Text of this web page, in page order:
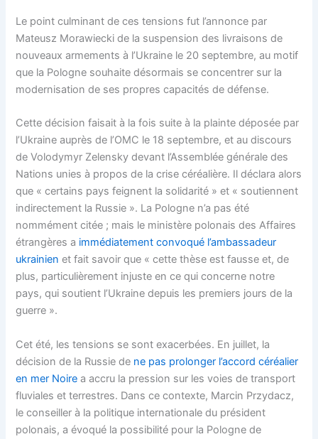
Le point culminant de ces tensions fut l’annonce par
Mateusz Morawiecki de la suspension des livraisons de
nouveaux armements à l’Ukraine le 20 septembre, au motif
que la Pologne souhaite désormais se concentrer sur la
modernisation de ses propres capacités de défense.
Cette décision faisait à la fois suite à la plainte déposée par
l’Ukraine auprès de l’OMC le 18 septembre, et au discours
de Volodymyr Zelensky devant l’Assemblée générale des
Nations unies à propos de la crise céréalière. Il déclara alors
que « certains pays feignent la solidarité » et « soutiennent
indirectement la Russie ». La Pologne n’a pas été
nommément citée ; mais le ministère polonais des Affaires
étrangères a immédiatement convoqué l’ambassadeur
ukrainien et fait savoir que « cette thèse est fausse et, de
plus, particulièrement injuste en ce qui concerne notre
pays, qui soutient l’Ukraine depuis les premiers jours de la
guerre ».
Cet été, les tensions se sont exacerbées. En juillet, la
décision de la Russie de ne pas prolonger l’accord céréalier
en mer Noire a accru la pression sur les voies de transport
fluviales et terrestres. Dans ce contexte, Marcin Przydacz,
le conseiller à la politique internationale du président
polonais, a évoqué la possibilité pour la Pologne de